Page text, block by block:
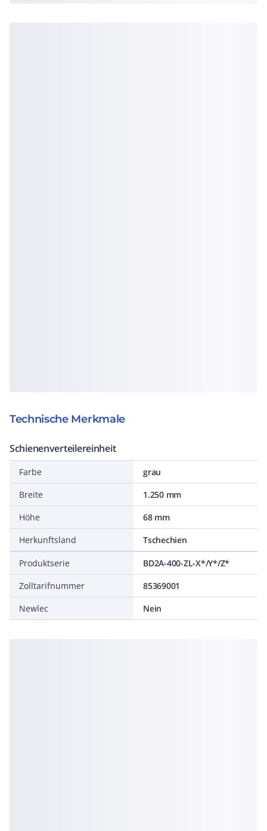
Technische Merkmale
Schienenverteilereinheit
Farbe
grau
Breite
1.250 mm
Höhe
68 mm
Herkunftsland
Tschechien
Produktserie
BD2A-400-ZL-X*/Y*/Z*
Zolltarifnummer
85369001
Newlec
Nein